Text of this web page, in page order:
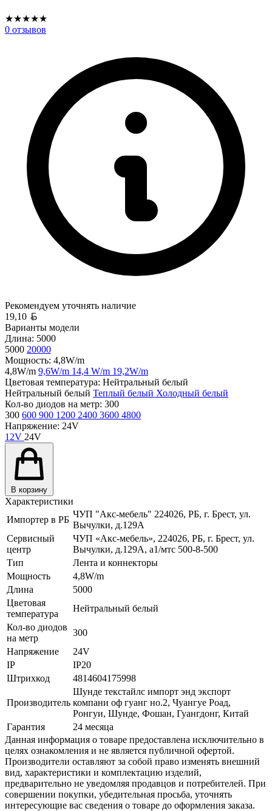
★★★★★
0 отзывов
Рекомендуем уточнять наличие
19,10
Варианты модели
Длина: 5000
5000 20000
Мощность: 4,8W/m
4,8W/m 9,6W/m 14,4 W/m 19,2W/m
Цветовая температура: Нейтральный белый
Нейтральный белый Теплый белый Холодный белый
Кол-во диодов на метр: 300
300 600 900 1200 2400 3600 4800
Напряжение: 24V
12V 24V
В корзину
Характеристики
Импортер в РБ
ЧУП "Акс-мебель" 224026, РБ, г. Брест, ул.
Вычулки, д.129А
Сервисный
центр
ЧУП «Акс-мебель», 224026, РБ, г. Брест, ул.
Вычулки, д.129А, a1/мтс 500-8-500
Тип
Лента и коннекторы
Мощность
4,8W/m
Длина
5000
Цветовая
температура
Нейтральный белый
Кол-во диодов
на метр
300
Напряжение
24V
IP
IP20
Штрихкод
4814604175998
Производитель
Шунде текстайлс импорт энд экспорт
компани оф гуанг но.2, Чуангуе Роад,
Ронгуи, Шунде, Фошан, Гуангдонг, Китай
Гарантия
24 месяца
Данная информация о товаре предоставлена исключительно в
целях ознакомления и не является публичной офертой.
Производители оставляют за собой право изменять внешний
вид, характеристики и комплектацию изделий,
предварительно не уведомляя продавцов и потребителей. При
совершении покупки, убедительная просьба, уточнять
интересующие вас сведения о товаре до оформления заказа.